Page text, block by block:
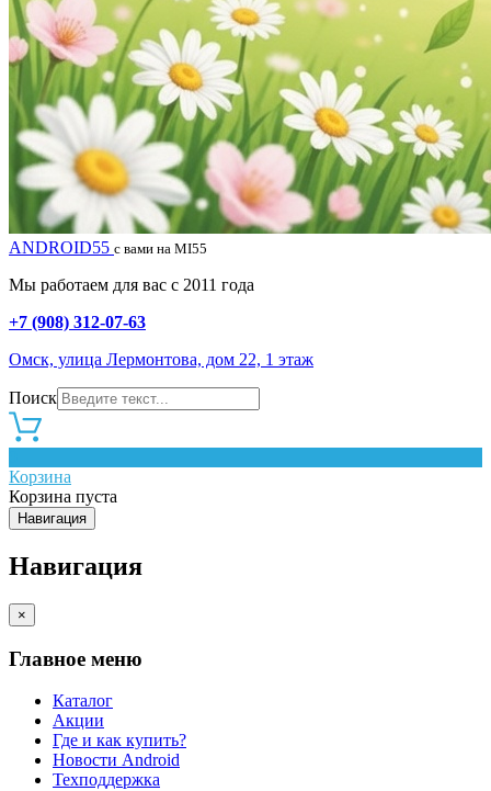
ANDROID55 с вами на MI55
Мы работаем для вас с 2011 года
+7 (908) 312-07-63
Омск, улица Лермонтова, дом 22, 1 этаж
Поиск
Корзина
Корзина пуста
Навигация
Навигация
×
Главное меню
Каталог
Акции
Где и как купить?
Новости Android
Техподдержка